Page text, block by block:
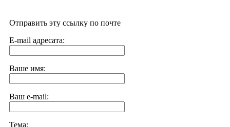
Отправить эту ссылку по почте
E-mail адресата:
Ваше имя:
Ваш e-mail:
Тема: